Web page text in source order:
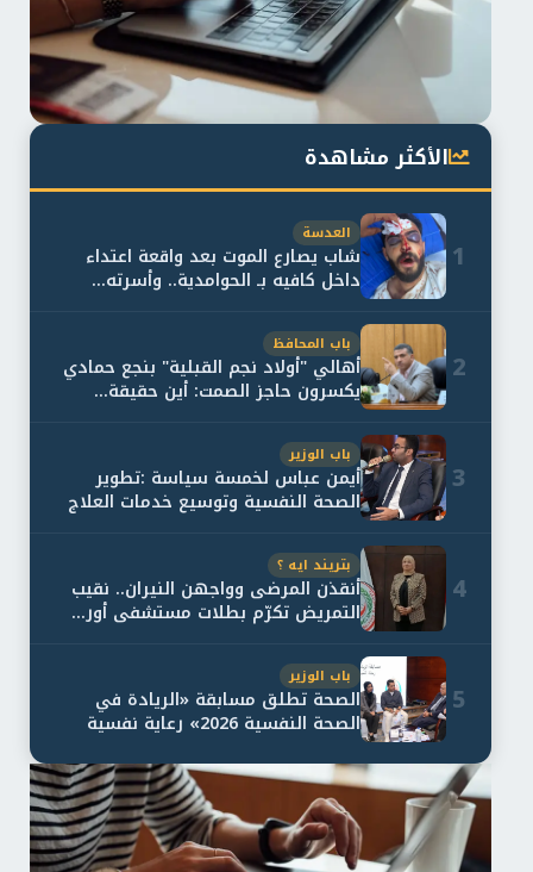
الأكثر مشاهدة
1
العدسة
شاب يصارع الموت بعد واقعة اعتداء
داخل كافيه بـ الحوامدية.. وأسرته...
2
باب المحافظ
أهالي "أولاد نجم القبلية" بنجع حمادي
يكسرون حاجز الصمت: أين حقيقة...
3
باب الوزير
أيمن عباس لخمسة سياسة :تطوير
الصحة النفسية وتوسيع خدمات العلاج
4
بتريند ايه ؟
أنقذن المرضى وواجهن النيران.. نقيب
التمريض تكرّم بطلات مستشفى أور...
5
باب الوزير
الصحة تطلق مسابقة «الريادة في
الصحة النفسية 2026» رعاية نفسية